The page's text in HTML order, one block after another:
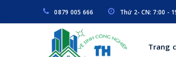
0879 005 666 Thứ 2- CN: 7:00 -
Trang